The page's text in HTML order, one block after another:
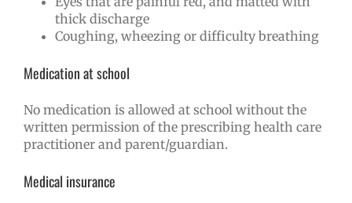
thick discharge
Coughing, wheezing or difficulty breathing
Medication at school
No medication is allowed at school without the
written permission of the prescribing health care
practitioner and parent/guardian.
Medical insurance